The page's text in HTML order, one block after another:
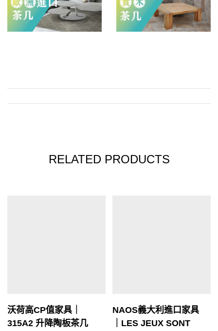
RELATED PRODUCTS
沃荷高CP值家具｜
315A2 升降陶板茶几
NAOS義大利進口家具
｜LES JEUX SONT